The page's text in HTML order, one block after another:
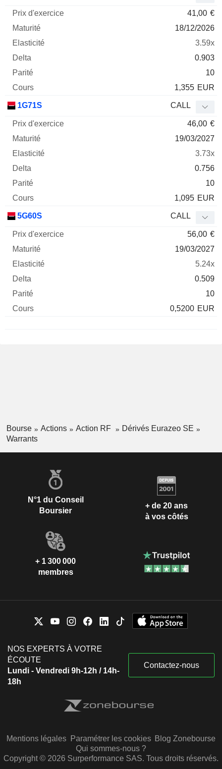
41,00 €
18/12/2026
3.59x
0.903
10
1,355 EUR
1G71S CALL
46,00 €
19/03/2027
3.73x
0.756
10
1,095 EUR
5G60S CALL
56,00 €
19/03/2027
5.24x
0.509
10
0,5200 EUR
Bourse Actions Action RF
Dérivés Eurazeo SE
Warrants
N°1 du Conseil
Boursier
+ de 20 ans
à vos côtés
+ 1 300 000
membres
NOS EXPERTS À VOTRE
ÉCOUTE
Lundi - Vendredi 9h-12h / 14h-
18h
Contactez-nous
Mentions légales Paramétrer les cookies Blog Zonebourse
Qui sommes-nous ?
Copyright © 2026 Surperformance SAS. Tous droits réservés.